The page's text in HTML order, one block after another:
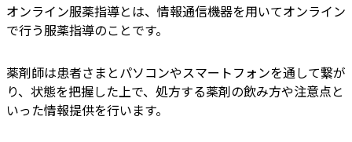
オンライン服薬指導とは、情報通信機器を用いてオンライン
で行う服薬指導のことです。
薬剤師は患者さまとパソコンやスマートフォンを通して繋が
り、状態を把握した上で、処方する薬剤の飲み方や注意点と
いった情報提供を行います。